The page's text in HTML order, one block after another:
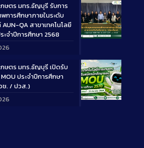
Long
กษตร มทร.ธัญบุรี รับการ
การศึกษาภายในระดับ
QA สาขาเทคโนโลยี
ะจำปีการศึกษา 2568
Long
กษตร มทร.ธัญบุรี เปิดรับ
ประจำปีการศึกษา
ช. / ปวส.)